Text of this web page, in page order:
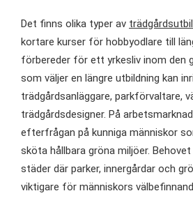
Det finns olika typer av
kortare kurser för hobbyodlare till
förbereder för ett yrkesliv inom den
som väljer en längre utbildning kan
trädgårdsanläggare, parkförvaltare,
trädgårdsdesigner. På
efterfrågan på kunniga människor
sköta hållbara gröna miljöer.
städer där parker, innergårdar och
viktigare för människors